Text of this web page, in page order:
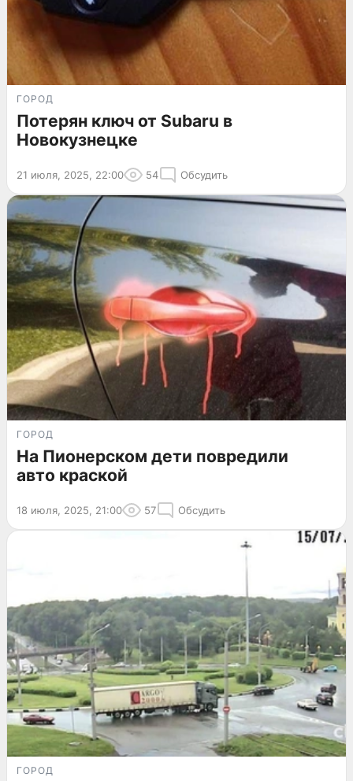
ГОРОД
Потерян ключ от Subaru в
Новокузнецке
21 июля, 2025, 22:00 54 Обсудить
ГОРОД
На Пионерском дети повредили
авто краской
18 июля, 2025, 21:00 57 Обсудить
ГОРОД